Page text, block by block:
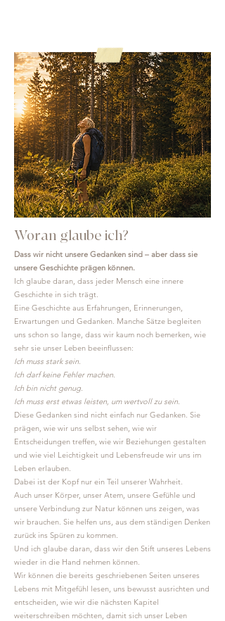
Woran glaube ich?
Dass wir nicht unsere Gedanken sind – aber dass sie
unsere Geschichte prägen können.
Ich glaube daran, dass jeder Mensch eine innere
Geschichte in sich trägt.
Eine Geschichte aus Erfahrungen, Erinnerungen,
Erwartungen und Gedanken. Manche Sätze begleiten
uns schon so lange, dass wir kaum noch bemerken, wie
sehr sie unser Leben beeinflussen:
Ich muss stark sein.
Ich darf keine Fehler machen.
Ich bin nicht genug.
Ich muss erst etwas leisten, um wertvoll zu sein.
Diese Gedanken sind nicht einfach nur Gedanken. Sie
prägen, wie wir uns selbst sehen, wie wir
Entscheidungen treffen, wie wir Beziehungen gestalten
und wie viel Leichtigkeit und Lebensfreude wir uns im
Leben erlauben.
Dabei ist der Kopf nur ein Teil unserer Wahrheit.
Auch unser Körper, unser Atem, unsere Gefühle und
unsere Verbindung zur Natur können uns zeigen, was
wir brauchen. Sie helfen uns, aus dem ständigen Denken
zurück ins Spüren zu kommen.
Und ich glaube daran, dass wir den Stift unseres Lebens
wieder in die Hand nehmen können.
Wir können die bereits geschriebenen Seiten unseres
Lebens mit Mitgefühl lesen, uns bewusst ausrichten und
entscheiden, wie wir die nächsten Kapitel
weiterschreiben möchten, damit sich unser Leben